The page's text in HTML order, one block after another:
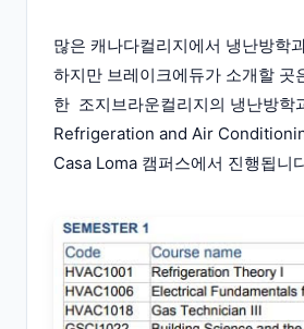
많은 캐나다컬리지에서 냉난방학
하지만 브레이크에듀가 소개할 곳
한 조지브라운컬리지의 냉난방학
Refrigeration and Air
Casa Loma 캠퍼스에서 진행됩니